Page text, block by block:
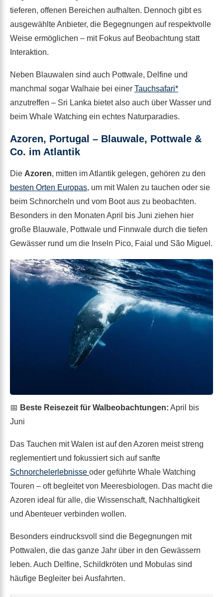
tieferen, offenen Bereichen aufhalten. Dennoch gibt es
ausgewählte Anbieter, die Begegnungen auf respektvolle
Weise ermöglichen – mit Fokus auf Beobachtung statt
Interaktion.
Neben Blauwalen sind auch Pottwale, Delfine und
manchmal sogar Walhaie bei einer Tauchsafari*
anzutreffen – Sri Lanka bietet also auch über Wasser und
beim Whale Watching ein echtes Naturparadies.
Azoren, Portugal – Blauwale, Pottwale &
Co. im Atlantik
Die Azoren, mitten im Atlantik gelegen, gehören zu den
besten Orten Europas, um mit Walen zu tauchen oder sie
beim Schnorcheln und vom Boot aus zu beobachten.
Besonders in den Monaten April bis Juni ziehen hier
große Blauwale, Pottwale und Finnwale durch die tiefen
Gewässer rund um die Inseln Pico, Faial und São Miguel.
📅 Beste Reisezeit für Walbeobachtungen: April bis
Juni
Das Tauchen mit Walen ist auf den Azoren meist streng
reglementiert und fokussiert sich auf sanfte
Schnorchelerlebnisse oder geführte Whale Watching
Touren – oft begleitet von Meeresbiologen. Das macht die
Azoren ideal für alle, die Wissenschaft, Nachhaltigkeit
und Abenteuer verbinden wollen.
Besonders eindrucksvoll sind die Begegnungen mit
Pottwalen, die das ganze Jahr über in den Gewässern
leben. Auch Delfine, Schildkröten und Mobulas sind
häufige Begleiter bei Ausfahrten.